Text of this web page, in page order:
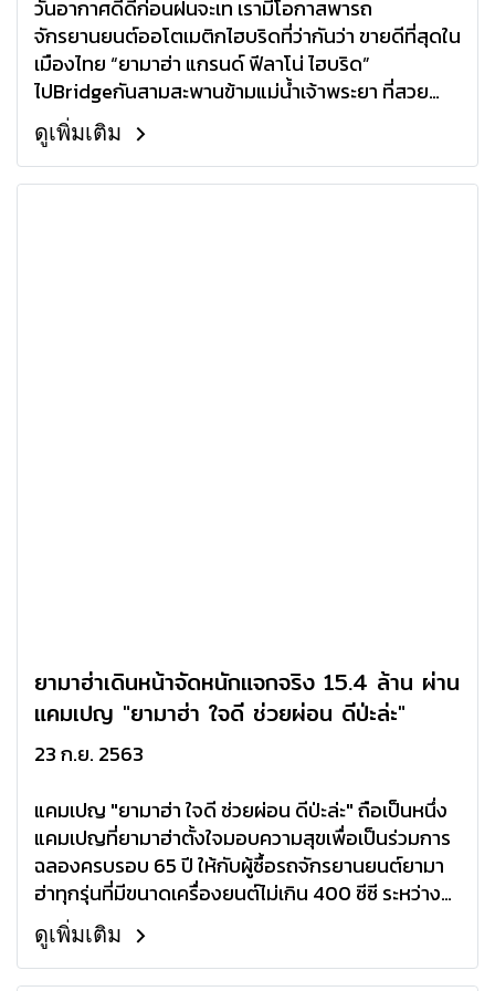
วันอากาศดีดีก่อนฝนจะเท เรามีโอกาสพารถ
จักรยานยนต์ออโตเมติกไฮบริดที่ว่ากันว่า ขายดีที่สุดใน
เมืองไทย “ยามาฮ่า แกรนด์ ฟีลาโน่ ไฮบริด”
ไปBridgeกันสามสะพานข้ามแม่น้ำเจ้าพระยา ที่สวย
ที่สุดในกรุงเทพฯ
ดูเพิ่มเติม
ยามาฮ่าเดินหน้าจัดหนักแจกจริง 15.4 ล้าน ผ่าน
แคมเปญ "ยามาฮ่า ใจดี ช่วยผ่อน ดีป่ะล่ะ"
23 ก.ย. 2563
แคมเปญ "ยามาฮ่า ใจดี ช่วยผ่อน ดีป่ะล่ะ" ถือเป็นหนึ่ง
แคมเปญที่ยามาฮ่าตั้งใจมอบความสุขเพื่อเป็นร่วมการ
ฉลองครบรอบ 65 ปี ให้กับผู้ซื้อรถจักรยานยนต์ยามา
ฮ่าทุกรุ่นที่มีขนาดเครื่องยนต์ไม่เกิน 400 ซีซี ระหว่าง
วันที่ 1 สิงหาคม – 15 ตุลาคม 2563
ดูเพิ่มเติม